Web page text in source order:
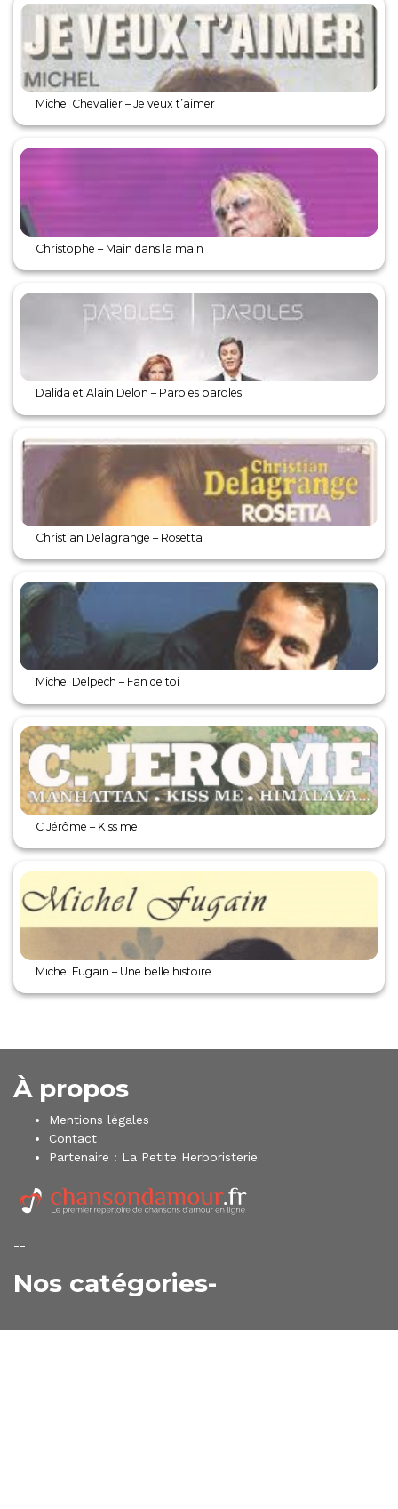
Michel Chevalier – Je veux t’aimer
Christophe – Main dans la main
Dalida et Alain Delon – Paroles paroles
Christian Delagrange – Rosetta
Michel Delpech – Fan de toi
C Jérôme – Kiss me
Michel Fugain – Une belle histoire
À propos
Mentions légales
Contact
Partenaire : La Petite Herboristerie
--
Nos catégories-